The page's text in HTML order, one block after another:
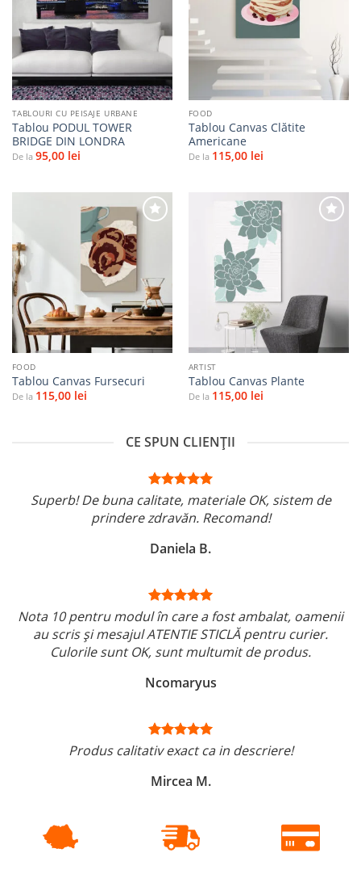
Adaugă
la
favorite
TABLOURI CU PEISAJE URBANE
Tablou PODUL TOWER
BRIDGE DIN LONDRA
De la 95,00 lei
FOOD
Tablou Canvas Clătite
Americane
De la 115,00 lei
Adaugă
favorite
FOOD
Tablou Canvas Fursecuri
De la 115,00 lei
ARTIST
Tablou Canvas Plante
De la 115,00 lei
CE SPUN CLIENȚII
Superb! De buna calitate, materiale OK, sistem de
prindere zdravăn. Recomand!
Daniela B.
Nota 10 pentru modul în care a fost ambalat, oamenii
au scris și mesajul ATENTIE STICLĂ pentru curier.
Culorile sunt OK, sunt multumit de produs.
Ncomaryus
Produs calitativ exact ca in descriere!
Mircea M.